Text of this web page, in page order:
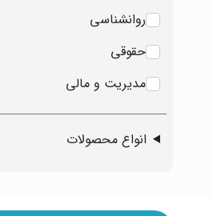
روانشناسی
حقوقی
مدیریت و مالی
انواع محصولات